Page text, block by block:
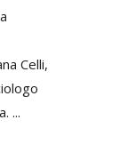
Celli,
...